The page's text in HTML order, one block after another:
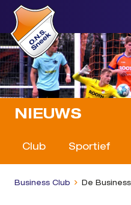
NIEUWS
Club Sportief
Business Club De